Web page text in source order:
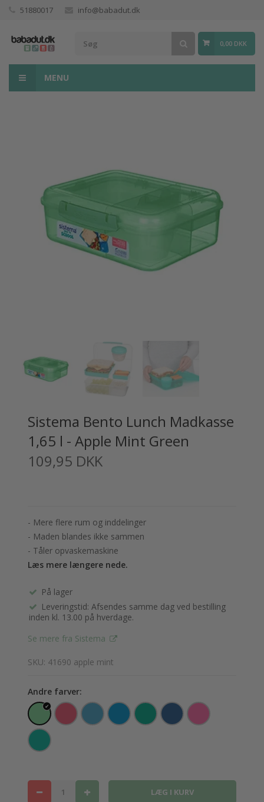
51880017 info@babadut.dk
0,00 DKK
MENU
Sistema Bento Lunch Madkasse
1,65 l - Apple Mint Green
109,95 DKK
- Mere flere rum og inddelinger
- Maden blandes ikke sammen
- Tåler opvaskemaskine
Læs mere længere nede.
På lager
Leveringstid: Afsendes samme dag ved bestilling
inden kl. 13.00 på hverdage.
Se mere fra Sistema
SKU: 41690 apple mint
Andre farver: